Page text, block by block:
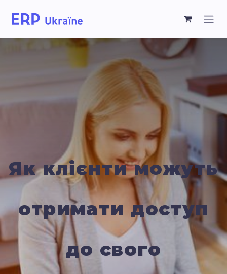
Як клієнти можуть
отримати доступ
до свого